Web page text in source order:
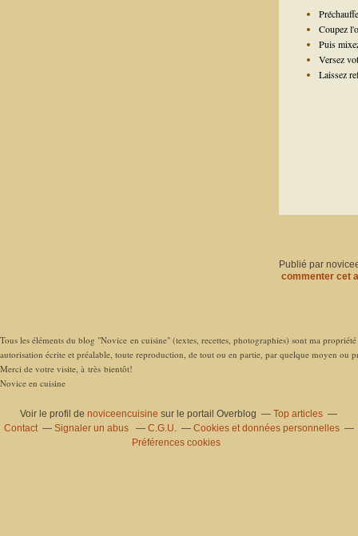
Coupez
Puis
Versez
Laissez
Publié par
commenter cet
Tous les éléments du blog "Novice en cuisine" (textes, recettes, photographies) sont ma
autorisation écrite et préalable, toute reproduction, de tout ou en partie, par quelque moyen ou
Merci de votre visite, à très bientôt!
Novice en cuisine
Voir le profil denoviceencuisine sur le portail Overblog
Top articles
Contact
Signaler un abus C.G.U.
Cookies et données personnelles
Préférences cookies